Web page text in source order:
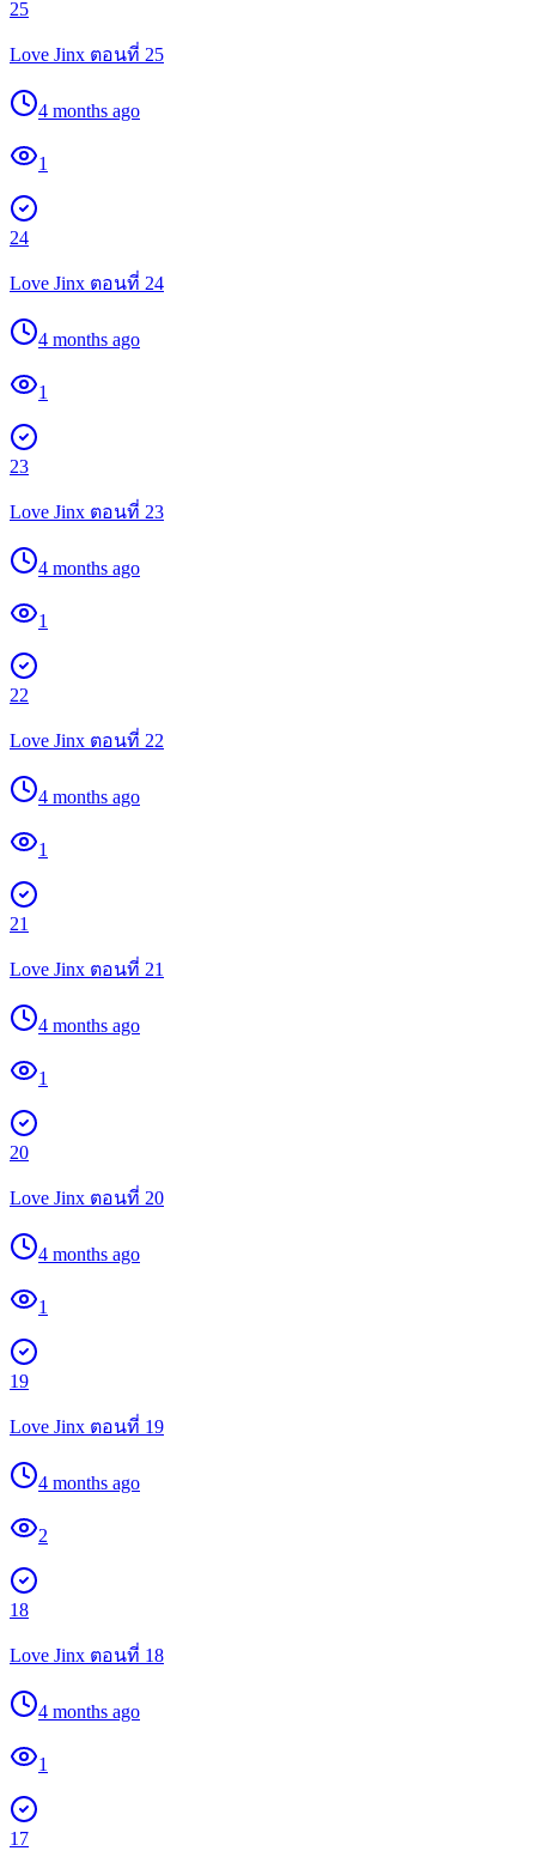
25
Love Jinx ตอนที่ 25
4 months ago
1
24
Love Jinx ตอนที่ 24
4 months ago
1
23
Love Jinx ตอนที่ 23
4 months ago
1
22
Love Jinx ตอนที่ 22
4 months ago
1
21
Love Jinx ตอนที่ 21
4 months ago
1
20
Love Jinx ตอนที่ 20
4 months ago
1
19
Love Jinx ตอนที่ 19
4 months ago
2
18
Love Jinx ตอนที่ 18
4 months ago
1
17